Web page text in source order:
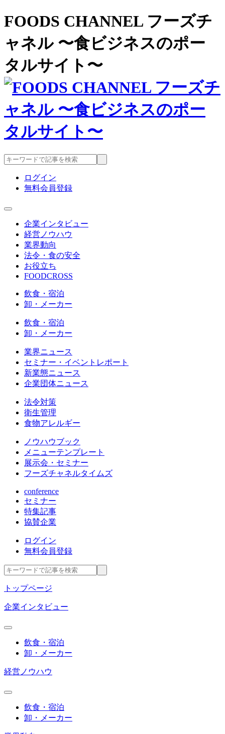
FOODS CHANNEL フーズチ
ャネル 〜食ビジネスのポー
タルサイト〜
ログイン
無料会員登録
企業インタビュー
経営ノウハウ
業界動向
法令・食の安全
お役立ち
FOODCROSS
飲食・宿泊
卸・メーカー
飲食・宿泊
卸・メーカー
業界ニュース
セミナー・イベントレポート
新業態ニュース
企業団体ニュース
法令対策
衛生管理
食物アレルギー
ノウハウブック
メニューテンプレート
展示会・セミナー
フーズチャネルタイムズ
conference
セミナー
特集記事
協賛企業
ログイン
無料会員登録
トップページ
企業インタビュー
飲食・宿泊
卸・メーカー
経営ノウハウ
飲食・宿泊
卸・メーカー